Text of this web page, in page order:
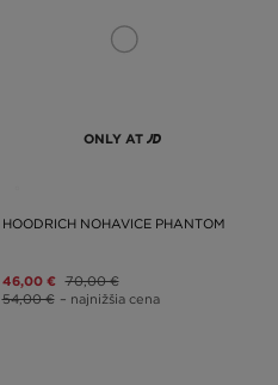
ONLY AT
HOODRICH NOHAVICE PHANTOM
46,00 € 70,00 €
54,00 € – najnižšia cena